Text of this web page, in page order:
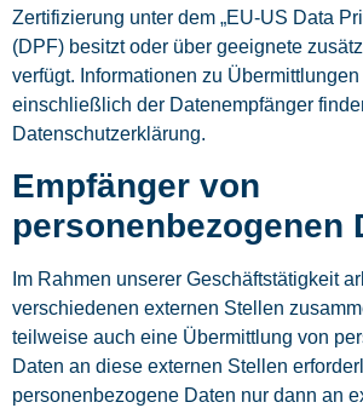
Zertifizierung unter dem „EU-US Data
(DPF) besitzt oder über geeignete
verfügt. Informationen zu
einschließlich der Datenempfänger
Datenschutzerklärung.
Empfänger von
personenbezogenen
Im Rahmen unserer Geschäftstätigkeit
verschiedenen externen Stellen
teilweise auch eine Übermittlung von
Daten an diese externen Stellen
personenbezogene Daten nur dann an